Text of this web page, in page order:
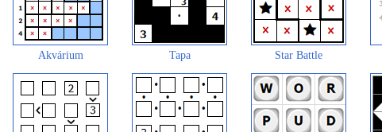
Akvárium Tapa Star Battle